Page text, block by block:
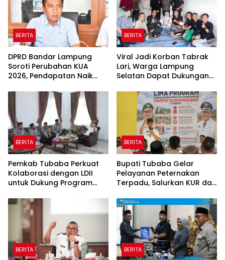
BERITA
DPRD Bandar Lampung
Soroti Perubahan KUA
2026, Pendapatan Naik
Dipangkas
BERITA
Viral Jadi Korban Tabrak
Lari, Warga Lampung
Selatan Dapat Dukungan
Influencer
BERITA
Pemkab Tubaba Perkuat
Kolaborasi dengan LDII
untuk Dukung Program
BERITA
Bupati Tubaba Gelar
Pelayanan Peternakan
Terpadu, Salurkan KUR dan
Ketenagakerjaan
BERITA BERITA